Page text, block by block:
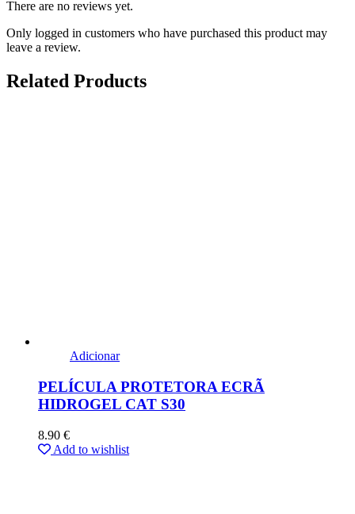
There are no reviews yet.
Only logged in customers who have purchased this product may
leave a review.
Related Products
Adicionar
PELÍCULA PROTETORA ECRÃ
HIDROGEL CAT S30
8.90 €
Add to wishlist